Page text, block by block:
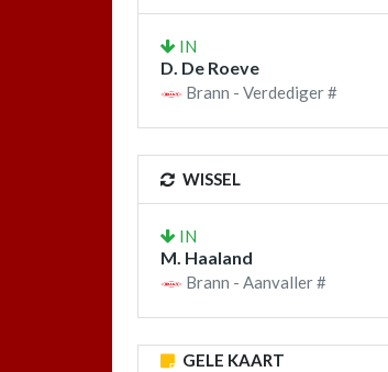
IN
D. De Roeve
Brann - Verdediger #
WISSEL
IN
M. Haaland
Brann - Aanvaller #
GELE KAART